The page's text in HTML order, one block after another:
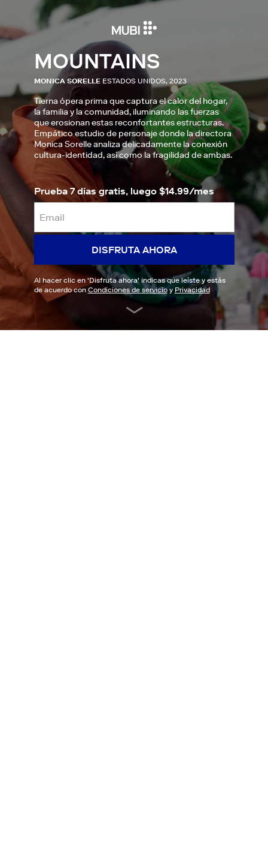
MOUNTAINS
MONICA SORELLE ESTADOS UNIDOS, 2023
Tierna ópera prima que captura el calor del hogar,
la familia y la comunidad, iluminando las fuerzas
que erosionan estas reconfortantes estructuras.
Empático estudio de personaje donde la directora
Monica Sorelle analiza delicadamente la conexión
cultura-identidad, así como la fragilidad de ambas.
Prueba 7 días gratis, luego $14.99/mes
DISFRUTA AHORA
Al hacer clic en 'Disfruta ahora' indicas que leíste y estás
de acuerdo con Condiciones de servicioy Privacidad